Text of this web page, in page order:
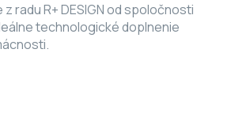
radu R+ DESIGN od spoločnosti
technologické doplnenie